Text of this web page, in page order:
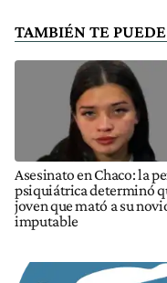
TAMBIÉN TE
Asesinato en Chaco: la
psiquiátrica determinó
joven que mató a su
imputable